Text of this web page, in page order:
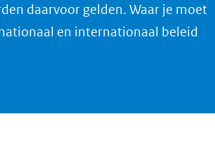
daarvoor gelden. Waar je moet
en internationaal beleid